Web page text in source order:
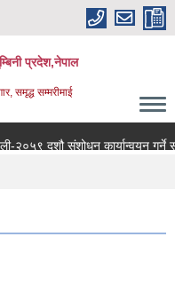
प्रदेश,नेपाल
समृद्ध सम्मरीमाई
२०५९ दशौ संशोधन कार्यान्वयन गर्ने